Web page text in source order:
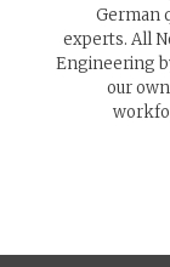
German
experts. All
Engineering
our